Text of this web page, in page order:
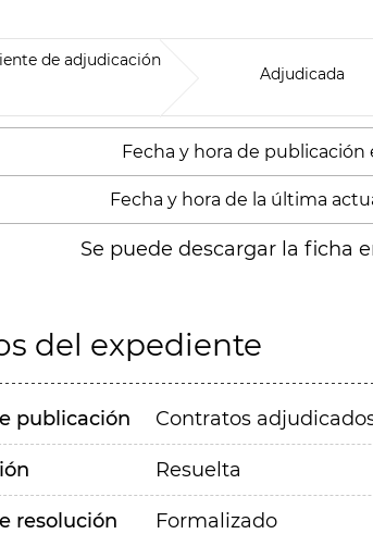
de adjudicación
Adjudicada
Fecha y hora de publicación
Fecha y hora de la última
Se puede descargar la ficha
del expediente
publicación Contratos
Resuelta
resolución Formalizado